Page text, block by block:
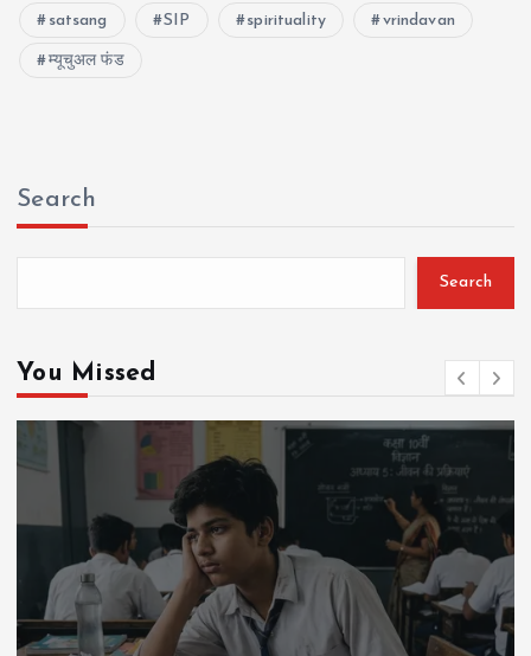
satsang SIP spirituality vrindavan
म्यूचुअल फंड
Search
Search
You Missed